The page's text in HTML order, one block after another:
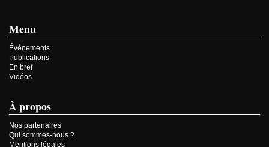
Menu
Événements
Publications
En bref
Vidéos
À propos
Nos partenaires
Qui sommes-nous ?
Mentions légales